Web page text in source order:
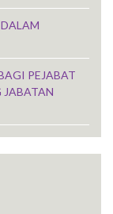
PEJABAT
JABATAN